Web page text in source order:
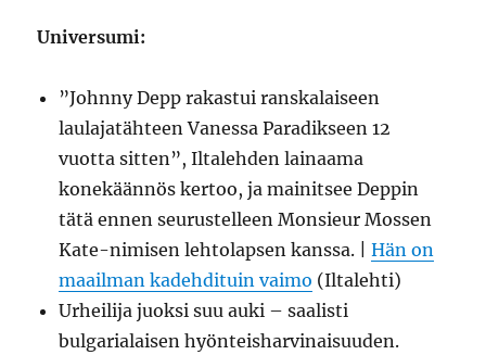
Universumi:
”Johnny Depp rakastui ranskalaiseen
laulajatähteen Vanessa Paradikseen 12
vuotta sitten”, Iltalehden lainaama
konekäännös kertoo, ja mainitsee Deppin
tätä ennen seurustelleen Monsieur Mossen
Kate-nimisen lehtolapsen kanssa. |Hän on
maailman kadehdituin vaimo (Iltalehti)
Urheilija juoksi suu auki – saalisti
bulgarialaisen hyönteisharvinaisuuden.